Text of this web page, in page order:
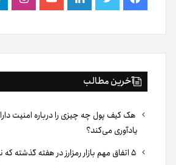
فیس
بوک
توییتر لینکدینیوتیوب
آخرین مطالب
هک کیف پول چه چیزی را درباره امنیت
یادآوری می‌کند؟